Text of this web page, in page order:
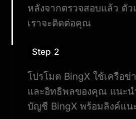
หลังจากตรวจสอบแล้ว ตั
เราจะติดต่อคุณ
Step 2
โปรโมต BingX ใช้เครือข่
และอิทธิพลของคุณ แนะน
บัญชี BingX พร้อมลิงค์แ